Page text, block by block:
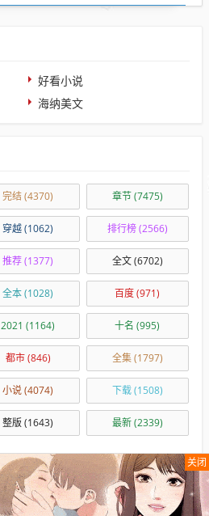
好看小说
海纳美文
完结(4370) 章节(7475)
穿越(1062) 排行榜(2566)
推荐(1377) 全文(6702)
全本(1028) 百度(971)
2021 (1164) 十名 (995)
都市(846) 全集(1797)
小说(4074) 下载(1508)
整版(1643) 最新(2339)
关闭